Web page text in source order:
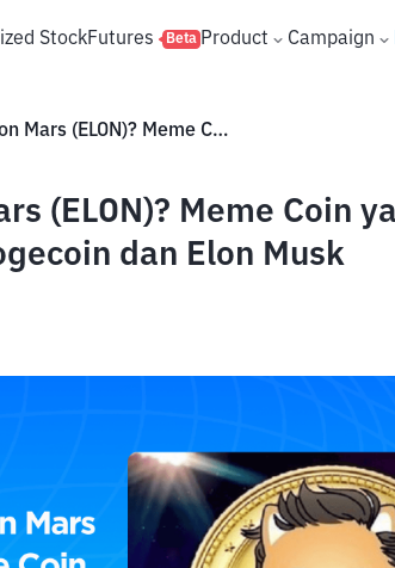
StockFutures Beta Product Campaign
Apa Itu Dogelon Mars (ELON)? Meme Coin yang Terinspirasi dari Dogecoin dan Elon Musk
(ELON)? Meme Coin
dan Elon Musk